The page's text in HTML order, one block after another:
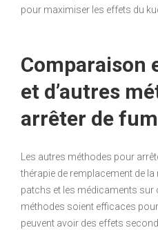
pour maximiser les effets du
Comparaison
et d’autres
arrêter de
Les autres méthodes pour
thérapie de remplacement de
patchs et les médicaments sur
méthodes soient efficaces
peuvent avoir des effets